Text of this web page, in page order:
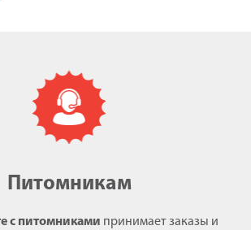
Питомникам
с питомниками принимает заказы и